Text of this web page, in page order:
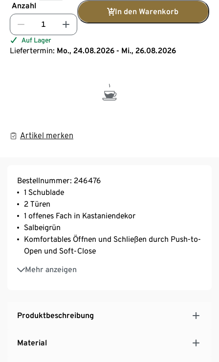
Anzahl
In den Warenkorb
Auf Lager
Liefertermin: Mo., 24.08.2026 - Mi., 26.08.2026
Artikel merken
Bestellnummer: 246476
1 Schublade
2 Türen
1 offenes Fach in Kastaniendekor
Salbeigrün
Komfortables Öffnen und Schließen durch Push-to-
Open und Soft-Close
Mehr anzeigen
Klares, minimalistisches Design
Hergestellt in Europa
Produktbeschreibung
Material